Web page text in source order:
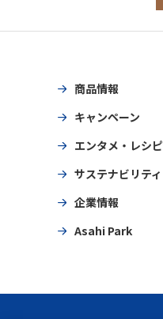
商品情報
キャンペーン
エンタメ・レシピ
サステナビリティ
企業情報
Asahi Park